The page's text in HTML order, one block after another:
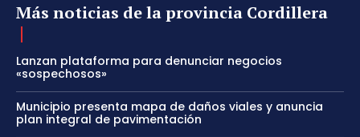
Más noticias de la provincia Cordillera
Lanzan plataforma para denunciar negocios
«sospechosos»
Municipio presenta mapa de daños viales y anuncia
plan integral de pavimentación